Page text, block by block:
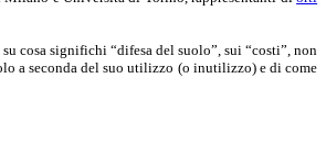
cosa significhi “difesa del suolo”, sui “costi”, non
a seconda del suo utilizzo (o inutilizzo) e di come